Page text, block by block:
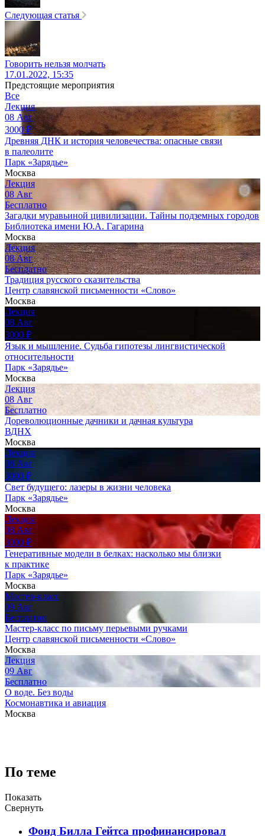
Следующая статья
Говорить нельзя молчать
17.01.2022, 15:35
Предстоящие мероприятия
Все
Лекция
08 Авг
3000₽
Древняя ДНК и история человечества: опасные связи
в палеолите
Парк «Зарядье»
Москва
Лекция
08 Авг
Бесплатно
Загадки муравьиной цивилизации. Тайны подземных городов
Библиотека имени Ю.А. Гагарина
Москва
Лекция
08 Авг
Бесплатно
Традиция русского сказительства
Центр славянской письменности «Слово»
Москва
Лекция
08 Авг
3000 ₽
Язык и мышление. Судьба гипотезы лингвистической
относительности
Парк «Зарядье»
Москва
Лекция
08 Авг
Бесплатно
Дореволюционные дачники и дачная культура
ВДНХ
Москва
Лекция
08 Авг
3000 ₽
Свет будущего: лазеры в жизни человека
Парк «Зарядье»
Москва
Лекция
08 Авг
3000 ₽
Генеративные модели в белках: насколько мы близки
к практике
Парк «Зарядье»
Москва
Мастер-класс
09 Авг
Бесплатно
Мастер-класс по письму перьевыми ручками
Центр славянской письменности «Слово»
Москва
Лекция
09 Авг
Бесплатно
О воде. Без воды
Космонавтика и авиация
Москва
По теме
Показать
Свернуть
Фонд Билла Гейтса профинансировал